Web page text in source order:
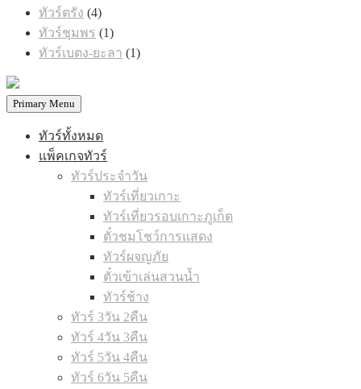
ทัวร์ตรัง 44
สินค้า
ทัวร์ชุมพร 11
สินค้า
ทัวร์เบตง-ยะลา 11
Primary Menu
ทัวร์ทั้งหมด
แพ็คเกจทัวร์
ทัวร์ประจำวัน
ทัวร์เที่ยวเกาะ
ทัวร์เที่ยวรอบเกาะภูเก็ต
ตั๋วชมโชว์การแสดง
ทัวร์ผจญภัย
ตั๋วเข้าเล่นสวนน้ำ
ทัวร์ช้าง
ทัวร์ 3วัน 2คืน
ทัวร์ 4วัน 3คืน
ทัวร์ 5วัน 4คืน
ทัวร์ 6วัน 5คืน